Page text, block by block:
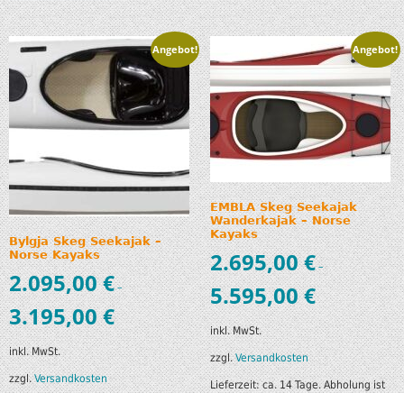
Angebot!
Bylgja Skeg Seekajak –
Norse Kayaks
2.095,00€–
3.195,00€
inkl. MwSt.
zzgl.Versandkosten
Angebot!
EMBLA Skeg Seekajak
Wanderkajak – Norse
Kayaks
2.695,00€–
5.595,00€
inkl. MwSt.
zzgl.Versandkosten
Lieferzeit:ca. 14 Tage. Abholung ist